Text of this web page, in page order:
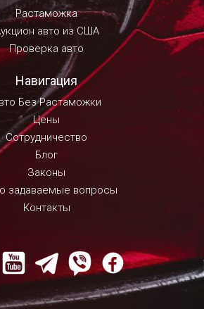
Растаможка
авто из США
Проверка авто
Навигация
Без Растаможки
Цены
Сотрудничество
Блог
Законы
задаваемые вопросы
Контакты